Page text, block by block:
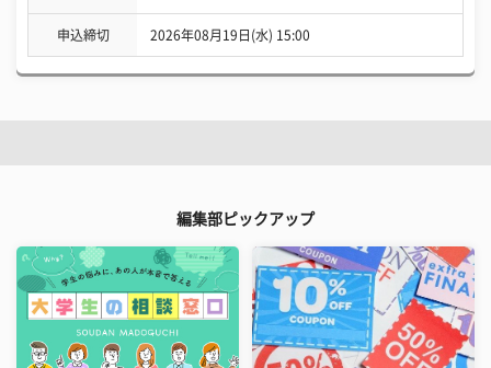
申込締切 2026年08月19日(水) 15:00
編集部ピックアップ